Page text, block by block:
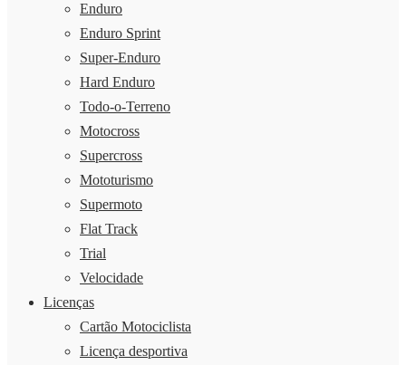
Enduro
Enduro Sprint
Super-Enduro
Hard Enduro
Todo-o-Terreno
Motocross
Supercross
Mototurismo
Supermoto
Flat Track
Trial
Velocidade
Licenças
Cartão Motociclista
Licença desportiva